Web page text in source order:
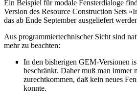
Ein Beispiel für modale Fensterdialoge
Version des Resource Construction Sets
das ab Ende September ausgeliefert
Aus programmiertechnischer Sicht sind
mehr zu beachten:
In den bisherigen GEM-Versionen
beschränkt. Daher muß man immer
zurechtkommen, daß kein neues
konnte.